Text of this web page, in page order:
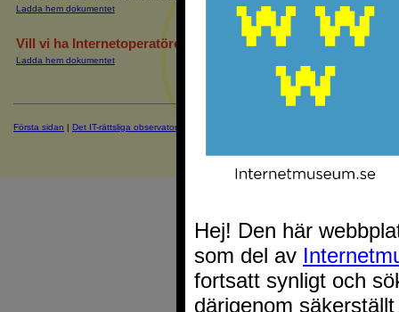
Ladda hem dokumentet
Vill vi ha Internetoperatörer med krav på exklusivitet?
Ladda hem dokumentet
Första sidan | Det IT-rättsliga observatoriet